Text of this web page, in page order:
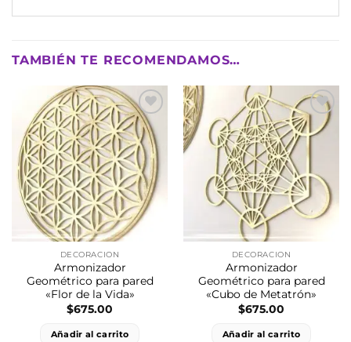
TAMBIÉN TE RECOMENDAMOS…
Añadir
a la
lista
de
deseos
DECORACION
Armonizador
Geométrico para pared
«Flor de la Vida»
$675.00
Añadir al carrito
Añadir
a la
lista
de
deseos
DECORACION
Armonizador
Geométrico para pared
«Cubo de Metatrón»
$675.00
Añadir al carrito